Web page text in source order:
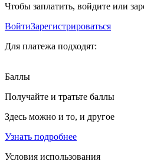
Чтобы заплатить, войдите или
ВойтиЗарегистрироваться
Для платежа подходят:
Баллы
Получайте и тратьте баллы
Здесь можно и то, и другое
Узнать подробнее
Условия использования